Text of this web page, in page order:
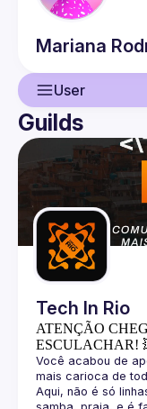
Mariana
User
User
Events
Guilds
Guilds
Tech In Rio
ATENÇÃO
ESCULACHAR!
Você acabou de
Aqui, não é só